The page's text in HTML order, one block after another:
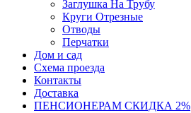
Заглушка На Трубу
Круги Отрезные
Отводы
Перчатки
Дом и сад
Схема проезда
Контакты
Доставка
ПЕНСИОНЕРАМ СКИДКА 2%